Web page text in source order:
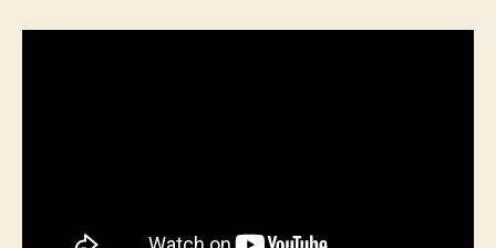
entrada
entrada